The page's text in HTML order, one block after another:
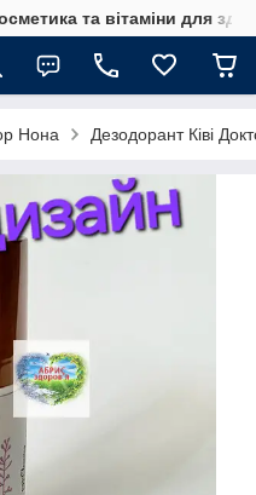
та вітаміни для
Нона Дезодорант Ківі